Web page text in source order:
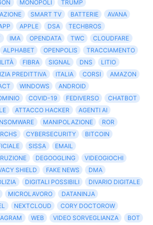
MONOPOLI
TRUMP
SMART TV BATTERIE
AVANA
APPLE DSA
TECHBROS
IMA OPENDATA TWC
CLOUDFARE
ALPHABET OPENPOLIS
TRACCIAMENTO
FIBRA SIGNAL DNS
LITIO
PREDITTIVA ITALIA CORSI
AMAZON
WINDOWS
ANDROID
COVID-19 FEDIVERSO
CHATBOT
ATTACCO HACKER
AGENTI AI
MANIPOLAZIONE
ROR
CYBERSECURITY
BITCOIN
SISSA
EMAIL
DEGOOGLING
VIDEOGIOCHI
SHIELD FAKE NEWS
DMA
DIGITALI POSSIBILI
DIVARIO DIGITALE
MICROLAVORO
DATANINJA
NEXTCLOUD
CORY DOCTOROW
WEB VIDEO SORVEGLIANZA
BOT